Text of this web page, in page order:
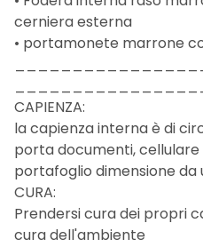
cerniera esterna
• portamonete marrone
CAPIENZA:
la capienza interna è di
porta documenti, cellulare
portafoglio dimensione da
CURA:
Prendersi cura dei propri
cura dell'ambiente